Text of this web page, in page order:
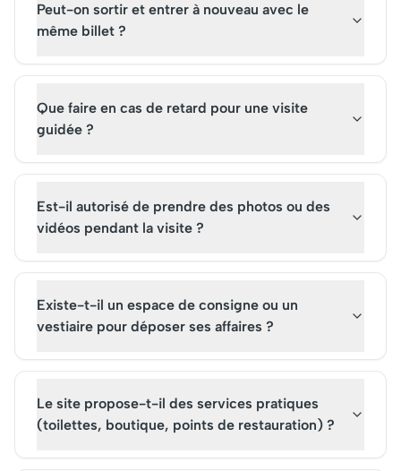
Peut-on sortir et entrer à nouveau avec le
même billet ?
Que faire en cas de retard pour une visite
guidée ?
Est-il autorisé de prendre des photos ou des
vidéos pendant la visite ?
Existe-t-il un espace de consigne ou un
vestiaire pour déposer ses affaires ?
Le site propose-t-il des services pratiques
(toilettes, boutique, points de restauration) ?